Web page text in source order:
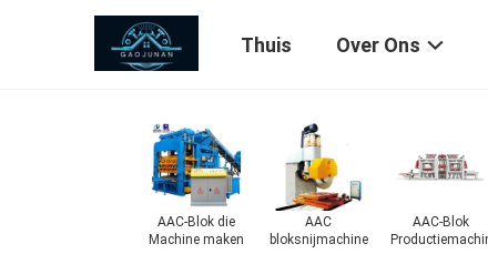
Thuis Over Ons
Betonmachine
Conveyor voor
betonnen riemen
AAC-Blok die
Machine maken